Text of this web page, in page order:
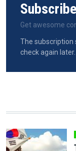
Subscribe
Get awesome
The subscription
check again later.